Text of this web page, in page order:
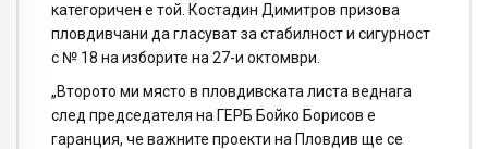
категоричен е той. Костадин Димитров призова
пловдивчани да гласуват за стабилност и сигурност
с № 18 на изборите на 27-и октомври.
„Второто ми място в пловдивската листа веднага
след председателя на ГЕРБ Бойко Борисов е
гаранция, че важните проекти на Пловдив ще се